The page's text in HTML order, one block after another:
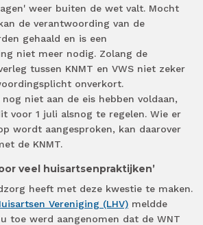
weer buiten de wet valt. Mocht
de verantwoording van de
gehaald en is een
niet meer nodig. Zolang de
tussen KNMT en VWS niet zeker
onverkort.
niet aan de eis hebben voldaan,
voor 1 juli alsnog te regelen. Wie er
wordt aangesproken, kan daarover
de KNMT.
veel huisartsenpraktijken’
heeft met deze kwestie te maken.
Vereniging (LHV) meldde
toe werd aangenomen dat de WNT